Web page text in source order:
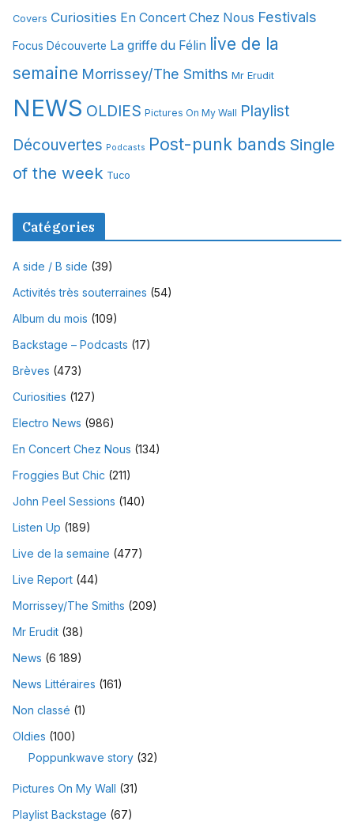
e
Covers Curiosities En Concert Chez Nous Festivals
Focus Découverte La griffe du Félin live de la
semaine Morrissey/The Smiths Mr Erudit
NEWS OLDIES Pictures On My Wall Playlist
Découvertes Podcasts Post-punk bands Single
of the week Tuco
Catégories
A side / B side (39)
Activités très souterraines (54)
Album du mois (109)
Backstage – Podcasts (17)
Brèves (473)
Curiosities (127)
Electro News (986)
En Concert Chez Nous (134)
Froggies But Chic (211)
John Peel Sessions (140)
Listen Up (189)
Live de la semaine (477)
Live Report (44)
Morrissey/The Smiths (209)
Mr Erudit (38)
News (6 189)
News Littéraires (161)
Non classé (1)
Oldies (100)
Poppunkwave story (32)
Pictures On My Wall (31)
Playlist Backstage (67)